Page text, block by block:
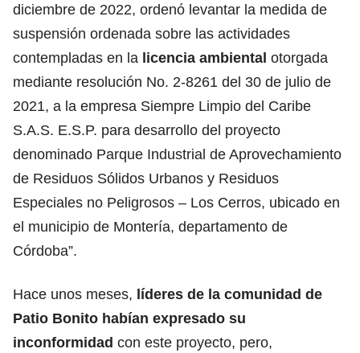
diciembre de 2022, ordenó levantar la medida de
suspensión ordenada sobre las actividades
contempladas en la licencia ambiental otorgada
mediante resolución No. 2-8261 del 30 de julio de
2021, a la empresa Siempre Limpio del Caribe
S.A.S. E.S.P. para desarrollo del proyecto
denominado Parque Industrial de Aprovechamiento
de Residuos Sólidos Urbanos y Residuos
Especiales no Peligrosos – Los Cerros, ubicado en
el municipio de Montería, departamento de
Córdoba”.
Hace unos meses, líderes de la comunidad de
Patio Bonito habían expresado su
inconformidad con este proyecto, pero,